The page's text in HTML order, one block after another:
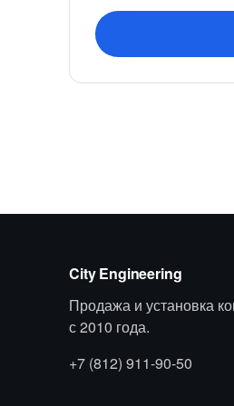
City Engineering
Продажа и установка
с 2010 года.
+7 (812) 911-90-50